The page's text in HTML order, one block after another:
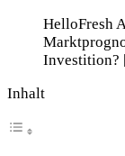
HelloFresh
Investition?
Inhalt